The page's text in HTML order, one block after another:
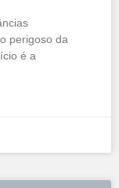
perigoso da
é a